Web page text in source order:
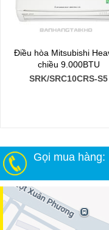
Điều hòa Mitsubishi
chiều 9.000BTU
SRK/SRC10CRS-S5
Gọi mua hàng: